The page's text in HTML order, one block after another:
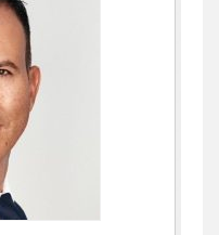
עו"ד
פלילי
עו"ד
חמורה